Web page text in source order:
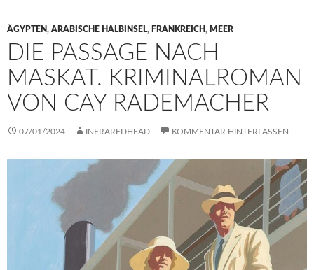
ÄGYPTEN, ARABISCHE HALBINSEL, FRANKREICH, MEER
DIE PASSAGE NACH
MASKAT. KRIMINALROMAN
VON CAY RADEMACHER
07/01/2024 INFRAREDHEAD KOMMENTAR HINTERLASSEN